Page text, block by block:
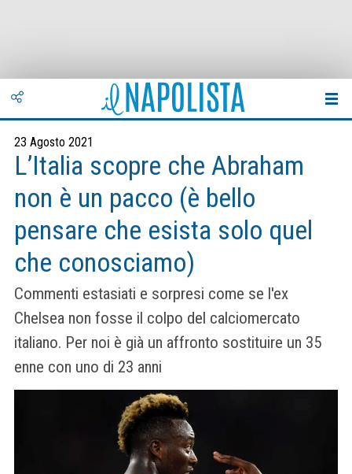
23 Agosto 2021
L’Italia scopre che Abraham
non è un pacco (è bello
pensare che esista solo quel
che conosciamo)
Commenti estasiati e sorpresi come se l'ex
Chelsea non fosse il colpo del calciomercato
italiano. Per noi è già un affronto sostituire un 35
enne con uno di 23 anni